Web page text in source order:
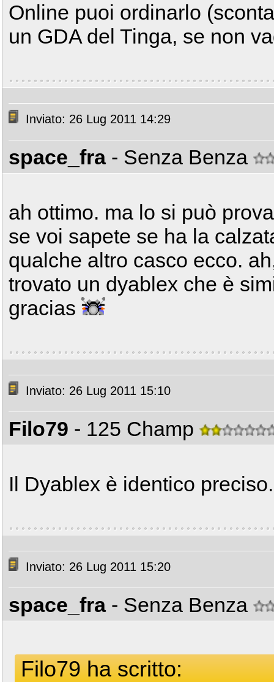
Online puoi ordinarlo
un GDA del Tinga, se non
Inviato: 26 Lug 2011 14:29
space_fra - Senza Benza
ah ottimo. ma lo si può
se voi sapete se ha la
qualche altro casco ecco.
trovato un dyablex che è
gracias
Inviato: 26 Lug 2011 15:10
Filo79 - 125 Champ
Il Dyablex è identico preciso.
Inviato: 26 Lug 2011 15:20
space_fra - Senza Benza
Filo79 ha scritto: